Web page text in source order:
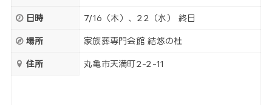
日時 7/16（木）、22（水） 終日
場所 家族葬専門会館 結悠の杜
住所 丸亀市天満町2-2-11